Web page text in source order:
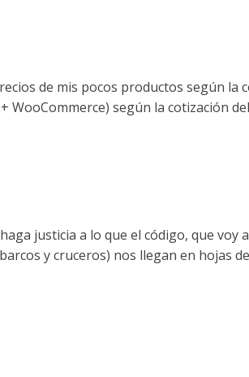
de mis pocos productos según la
según la cotización
justicia a lo que el código, que voy
y cruceros) nos llegan en hojas